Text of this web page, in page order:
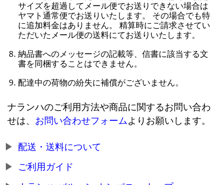
サイズを超過してメール便でお送りできない場合は
ヤマト通常便でお送りいたします。 その場合でも特
に追加料金はありません。 精算時にご請求させてい
ただいたメール便の送料にてお送りいたします。
納品書へのメッセージの記載等、信書に該当する文
書を同梱することはできません。
配達中の荷物の紛失に補償がございません。
ナランハのご利用方法や商品に関するお問い合わ
せは、 お問い合わせフォームよりお願いします。
配送・送料について
ご利用ガイド